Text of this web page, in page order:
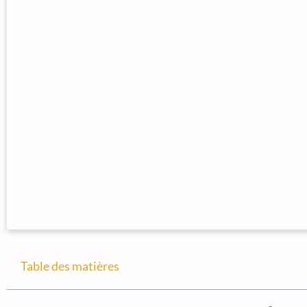
Table des matières